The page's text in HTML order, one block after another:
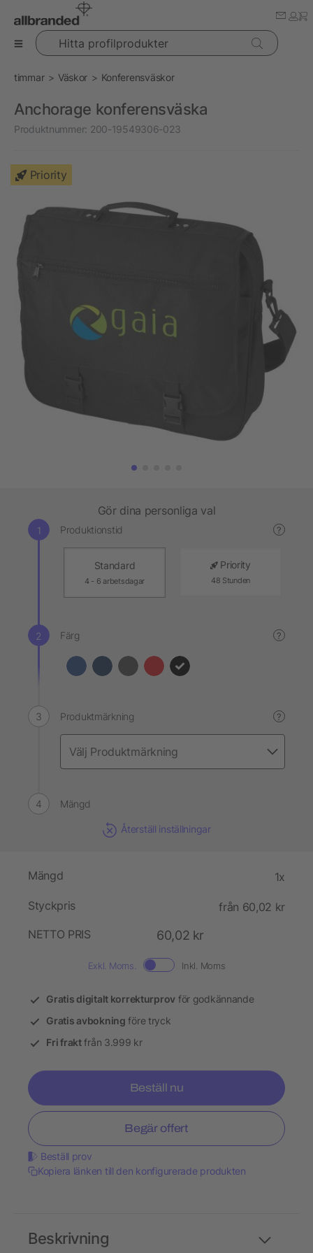
Hitta profilprodukter
timmar Väskor Konferensväskor
Anchorage konferensväska
Produktnummer: 200-19549306-023
Priority
Gör dina personliga val
Produktionstid ?
Standard
4 - 6 arbetsdagar
Priority
48 Stunden
Färg ?
Produktmärkning ?
Mängd
Återställ inställningar
Mängd 1x
Styckpris
från 60,02 kr
NETTO PRIS
60,02 kr
Exkl. Moms. Inkl. Moms
Gratis digitalt korrekturprov för godkännande
Gratis avbokning före tryck
Fri fraktfrån 3.999 kr
Beställ nu
Begär offert
Beställ prov
Kopiera länken till den konfigurerade produkten
Beskrivning